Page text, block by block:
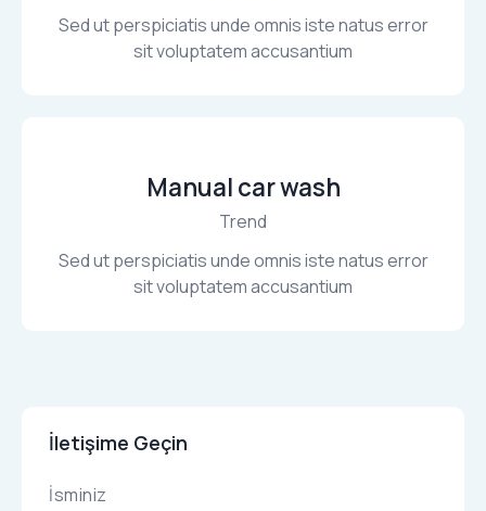
Sed ut perspiciatis unde omnis iste natus error
sit voluptatem accusantium
Manual car wash
Trend
Sed ut perspiciatis unde omnis iste natus error
sit voluptatem accusantium
İletişime Geçin